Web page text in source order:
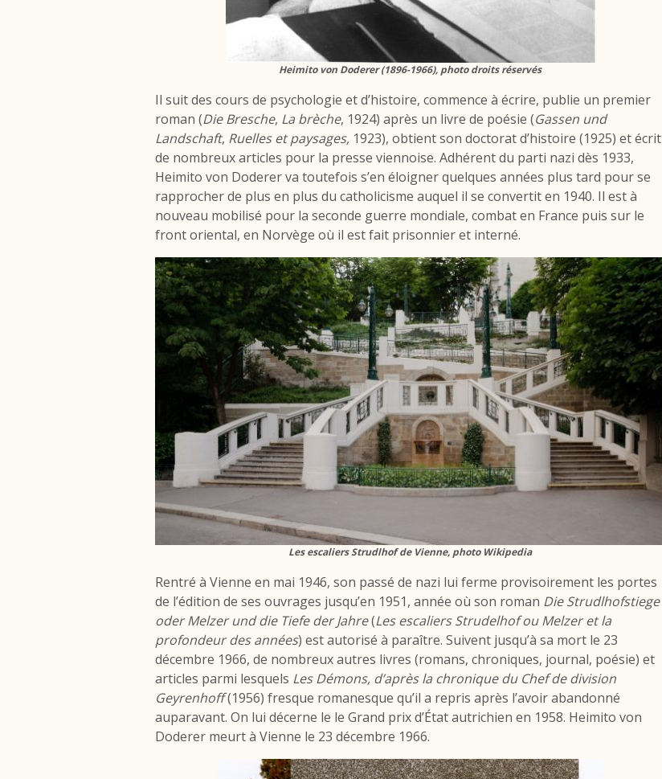
Heimito von Doderer (1896-1966), photo droits réservés
Il suit des cours de psychologie et d’histoire, commence à écrire, publie un premier
roman (Die Bresche, La brèche, 1924) après un livre de poésie (Gassen und
Landschaft, Ruelles et paysages, 1923), obtient son doctorat d’histoire (1925) et écrit
de nombreux articles pour la presse viennoise. Adhérent du parti nazi dès 1933,
Heimito von Doderer va toutefois s’en éloigner quelques années plus tard pour se
rapprocher de plus en plus du catholicisme auquel il se convertit en 1940. Il est à
nouveau mobilisé pour la seconde guerre mondiale, combat en France puis sur le
front oriental, en Norvège où il est fait prisonnier et interné.
Les escaliers Strudlhof de Vienne, photo Wikipedia
Rentré à Vienne en mai 1946, son passé de nazi lui ferme provisoirement les portes
de l’édition de ses ouvrages jusqu’en 1951, année où son roman Die Strudlhofstiege
oder Melzer und die Tiefe der Jahre(Les escaliers Strudelhof ou Melzer et la
profondeur des années) est autorisé à paraître. Suivent jusqu’à sa mort le 23
décembre 1966, de nombreux autres livres (romans, chroniques, journal, poésie) et
articles parmi lesquels Les Démons, d’après la chronique du Chef de division
Geyrenhoff(1956) fresque romanesque qu’il a repris après l’avoir abandonné
auparavant. On lui décerne le le Grand prix d’État autrichien en 1958. Heimito von
Doderer meurt à Vienne le 23 décembre 1966.